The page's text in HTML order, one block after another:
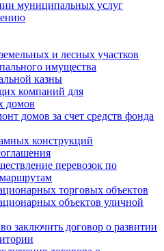
муниципальных услуг
и лесных участков
имущества
казны
компаний для
домов
домов за счет средств фонда
конструкций
перевозок по
торговых объектов
объектов уличной
заключить договор о развитии